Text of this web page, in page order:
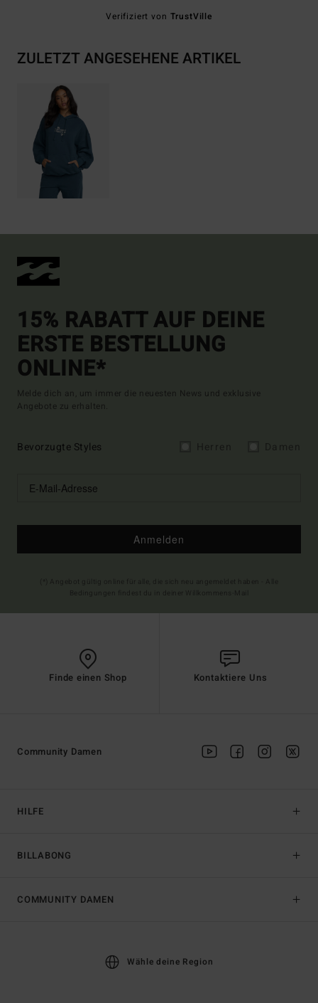
Verifiziert von TrustVille
ZULETZT ANGESEHENE ARTIKEL
15% RABATT AUF DEINE
ERSTE BESTELLUNG
ONLINE*
Melde dich an, um immer die neuesten News und exklusive
Angebote zu erhalten.
Bevorzugte Styles
Anmelden
Finde einen Shop Kontaktiere Uns
HILFE
BILLABONG
Community Damen
COMMUNITY DAMEN
Wähle deine Region